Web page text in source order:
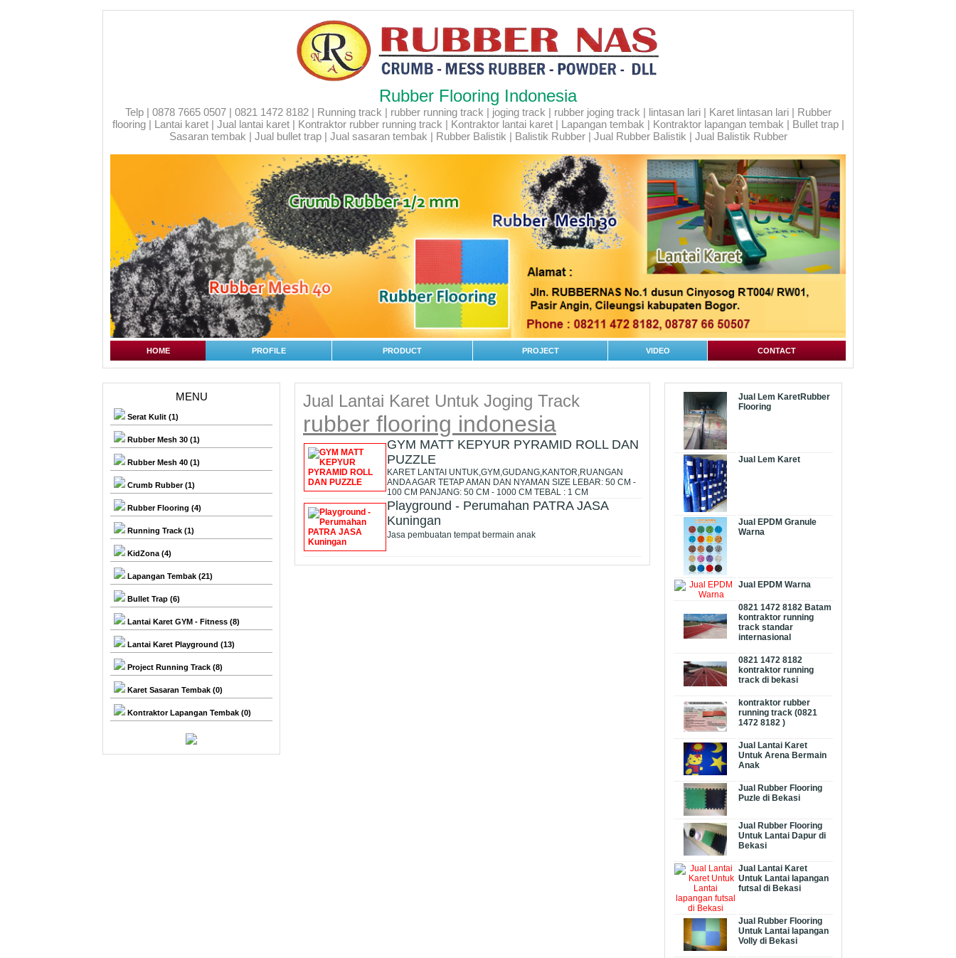
Rubber Flooring Indonesia
Telp | 0878 7665 0507 | 0821 1472 8182 | Running track | rubber running track | joging track | rubber joging track | lintasan lari | Karet lintasan lari | Rubber
flooring | Lantai karet | Jual lantai karet | Kontraktor rubber running track | Kontraktor lantai karet | Lapangan tembak | Kontraktor lapangan tembak | Bullet trap |
Sasaran tembak | Jual bullet trap | Jual sasaran tembak | Rubber Balistik | Balistik Rubber | Jual Rubber Balistik | Jual Balistik Rubber
HOME PROFILE PRODUCT PROJECT VIDEO CONTACT
MENU
Serat Kulit (1)
Rubber Mesh 30 (1)
Rubber Mesh 40 (1)
Crumb Rubber (1)
Rubber Flooring (4)
Running Track (1)
KidZona (4)
Lapangan Tembak (21)
Bullet Trap (6)
Lantai Karet GYM - Fitness (8)
Lantai Karet Playground (13)
Project Running Track (8)
Karet Sasaran Tembak (0)
Kontraktor Lapangan Tembak (0)
Jual Lantai Karet Untuk Joging Track
rubber flooring indonesia
GYM MATT KEPYUR PYRAMID ROLL DAN
PUZZLE
KARET LANTAI UNTUK,GYM,GUDANG,KANTOR,RUANGAN
ANDA AGAR TETAP AMAN DAN NYAMAN SIZE LEBAR: 50 CM -
100 CM PANJANG: 50 CM - 1000 CM TEBAL : 1 CM
Playground - Perumahan PATRA JASA
Kuningan
Jasa pembuatan tempat bermain anak
Jual Lem KaretRubber
Flooring
Jual Lem Karet
Jual EPDM Granule
Warna
Jual EPDM Warna
0821 1472 8182 Batam
kontraktor running
track standar
internasional
0821 1472 8182
kontraktor running
track di bekasi
kontraktor rubber
running track (0821
1472 8182 )
Jual Lantai Karet
Untuk Arena Bermain
Anak
Jual Rubber Flooring
Puzle di Bekasi
Jual Rubber Flooring
Untuk Lantai Dapur di
Bekasi
Jual Lantai Karet
Untuk Lantai lapangan
futsal di Bekasi
Jual Rubber Flooring
Untuk Lantai lapangan
Volly di Bekasi